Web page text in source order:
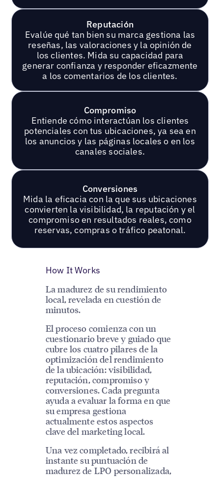
Reputación
Evalúe qué tan bien su marca gestiona las
reseñas, las valoraciones y la opinión de
los clientes. Mida su capacidad para
generar confianza y responder eficazmente
a los comentarios de los clientes.
Compromiso
Entiende cómo interactúan los clientes
potenciales con tus ubicaciones, ya sea en
los anuncios y las páginas locales o en los
canales sociales.
Conversiones
Mida la eficacia con la que sus ubicaciones
convierten la visibilidad, la reputación y el
compromiso en resultados reales, como
reservas, compras o tráfico peatonal.
How It Works
La madurez de su rendimiento
local, revelada en cuestión de
minutos.
El proceso comienza con un
cuestionario breve y guiado que
cubre los cuatro pilares de la
optimización del rendimiento
de la ubicación: visibilidad,
reputación, compromiso y
conversiones. Cada pregunta
ayuda a evaluar la forma en que
su empresa gestiona
actualmente estos aspectos
clave del marketing local.
Una vez completado, recibirá al
instante su puntuación de
madurez de LPO personalizada,